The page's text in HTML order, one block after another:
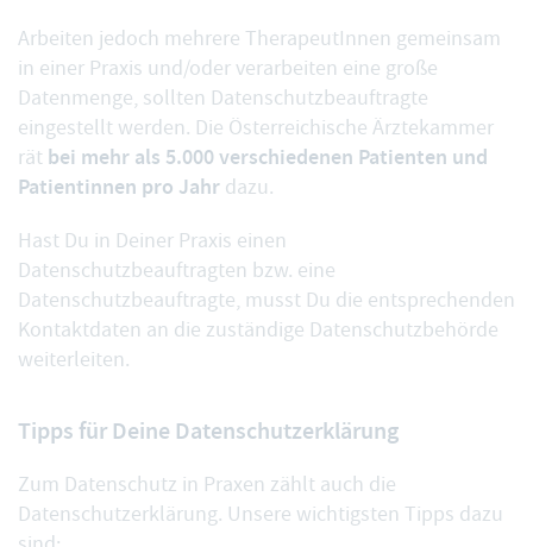
Arbeiten jedoch mehrere TherapeutInnen gemeinsam
in einer Praxis und/oder verarbeiten eine große
Datenmenge, sollten Datenschutzbeauftragte
eingestellt werden. Die Österreichische Ärztekammer
rät bei mehr als 5.000 verschiedenen Patienten und
Patientinnen pro Jahr dazu.
Hast Du in Deiner Praxis einen
Datenschutzbeauftragten bzw. eine
Datenschutzbeauftragte, musst Du die entsprechenden
Kontaktdaten an die zuständige Datenschutzbehörde
weiterleiten.
Tipps für Deine Datenschutzerklärung
Zum Datenschutz in Praxen zählt auch die
Datenschutzerklärung. Unsere wichtigsten Tipps dazu